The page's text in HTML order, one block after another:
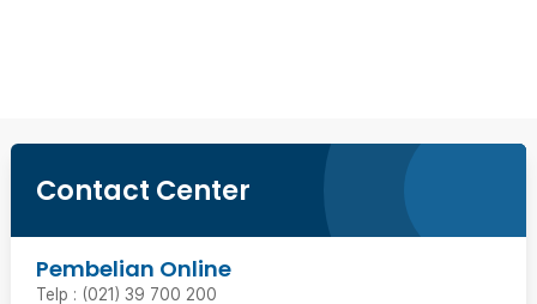
Contact Center
Pembelian Online
Telp : (021) 39 700 200